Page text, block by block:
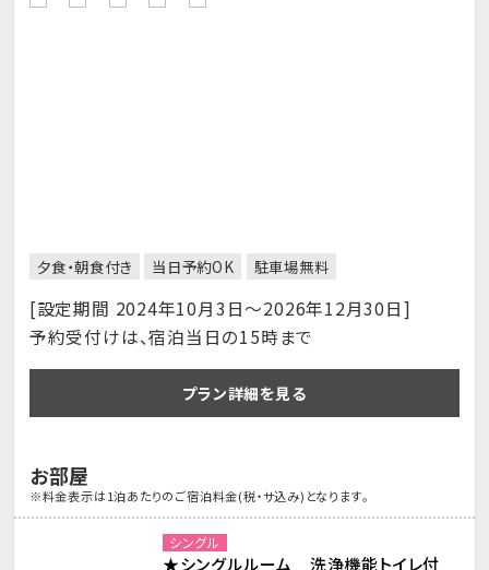
夕食・朝食付き 当日予約OK 駐車場無料
[設定期間 2024年10月3日～2026年12月30日]
予約受付けは、宿泊当日の15時まで
プラン詳細を見る
お部屋
※料金表示は1泊あたりのご宿泊料金(税・サ込み)となります。
シングル
★シングルルーム 洗浄機能トイレ付